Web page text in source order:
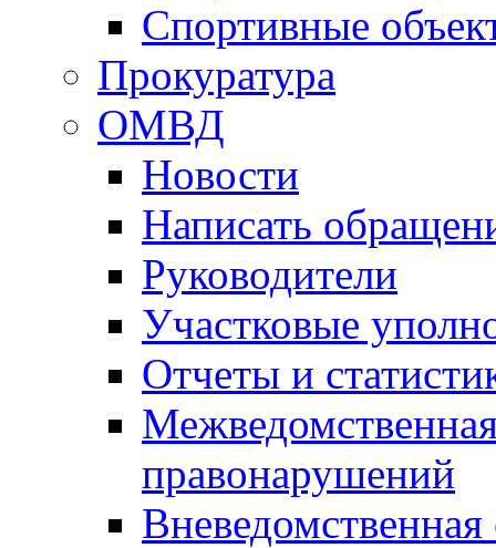
Спортивные
Прокуратура
ОМВД
Новости
Написать
Руководители
Участковые
Отчеты и
правонарушений
Вневедомственная